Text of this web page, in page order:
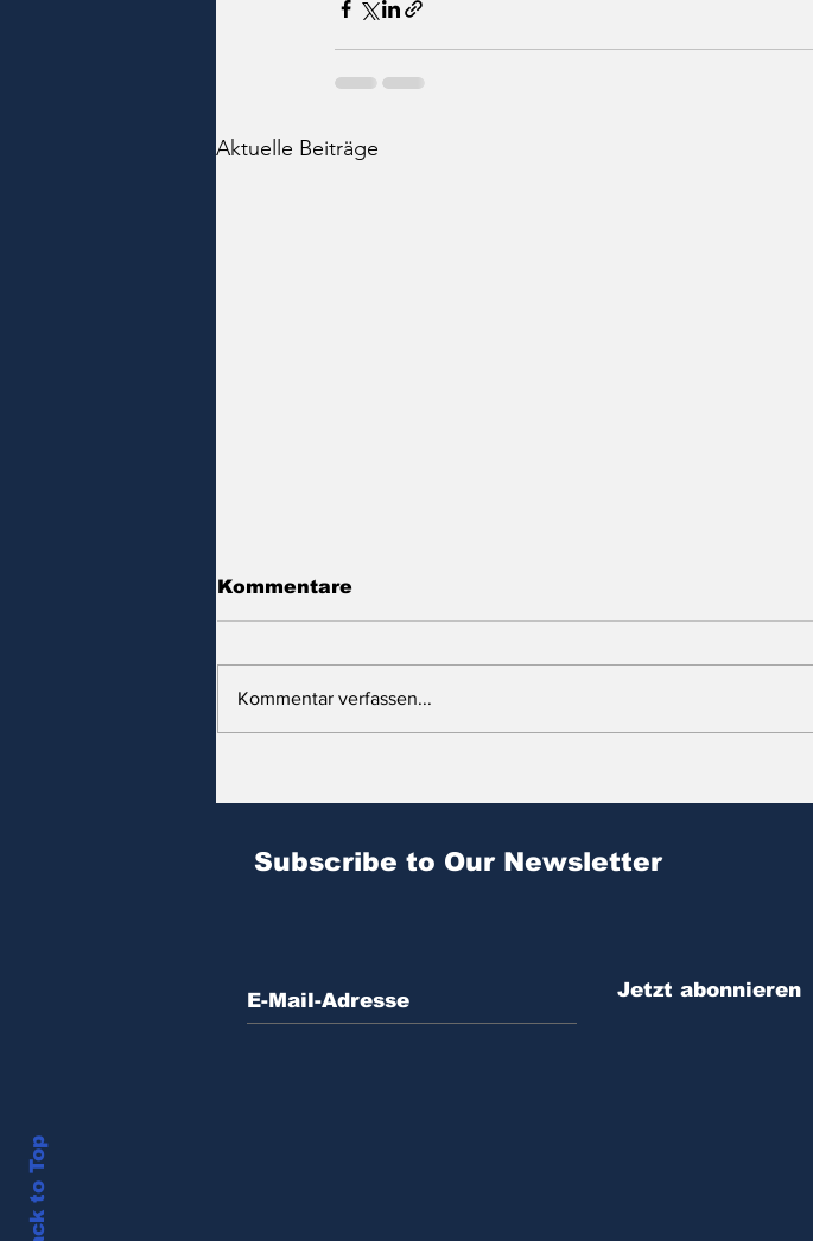
Aktuelle Beiträge
Kommentare
Kommentar verfassen...
Back to Top
Subscribe to Our Newsletter
Jetzt abonnieren